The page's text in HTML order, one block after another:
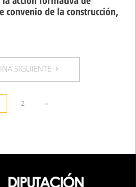
convenio de la construcción,
SIGUIENTE
2 »